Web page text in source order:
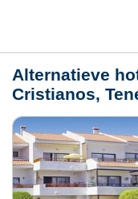
Alternatieve
Cristianos,